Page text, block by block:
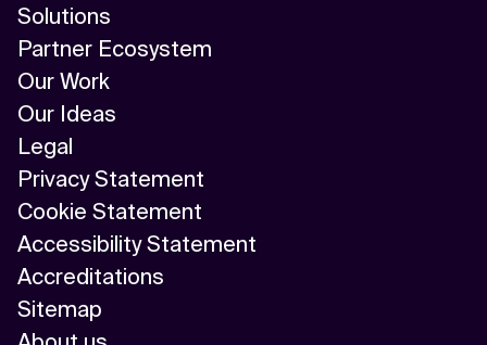
Solutions
Partner Ecosystem
Our Work
Our Ideas
Legal
Privacy Statement
Cookie Statement
Accessibility Statement
Accreditations
Sitemap